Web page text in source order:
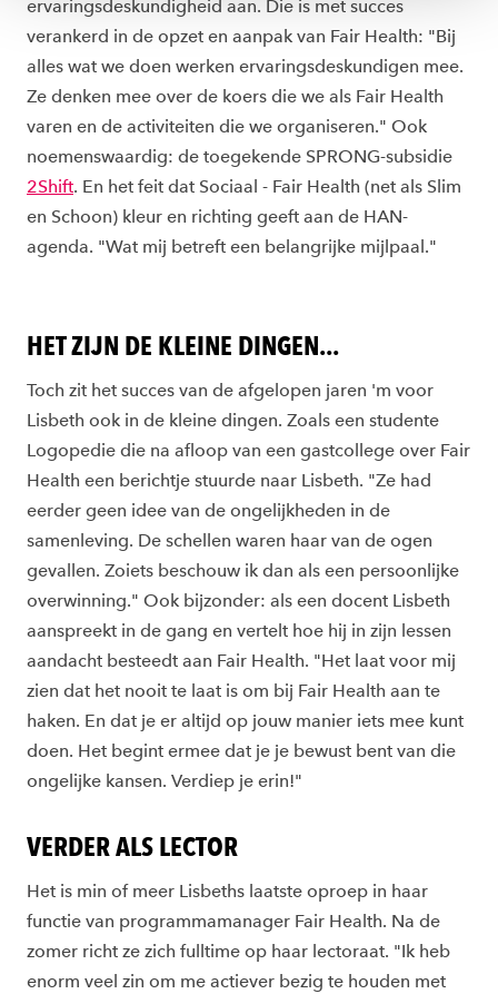
ervaringsdeskundigheid aan. Die is met succes
verankerd in de opzet en aanpak van Fair Health: "Bij
alles wat we doen werken ervaringsdeskundigen mee.
Ze denken mee over de koers die we als Fair Health
varen en de activiteiten die we organiseren." Ook
noemenswaardig: de toegekende SPRONG-subsidie
2Shift. En het feit dat Sociaal - Fair Health (net als Slim
en Schoon) kleur en richting geeft aan de HAN-
agenda. "Wat mij betreft een belangrijke mijlpaal."
HET ZIJN DE KLEINE DINGEN...
Toch zit het succes van de afgelopen jaren 'm voor
Lisbeth ook in de kleine dingen. Zoals een studente
Logopedie die na afloop van een gastcollege over Fair
Health een berichtje stuurde naar Lisbeth. "Ze had
eerder geen idee van de ongelijkheden in de
samenleving. De schellen waren haar van de ogen
gevallen. Zoiets beschouw ik dan als een persoonlijke
overwinning." Ook bijzonder: als een docent Lisbeth
aanspreekt in de gang en vertelt hoe hij in zijn lessen
aandacht besteedt aan Fair Health. "Het laat voor mij
zien dat het nooit te laat is om bij Fair Health aan te
haken. En dat je er altijd op jouw manier iets mee kunt
doen. Het begint ermee dat je je bewust bent van die
ongelijke kansen. Verdiep je erin!"
VERDER ALS LECTOR
Het is min of meer Lisbeths laatste oproep in haar
functie van programmamanager Fair Health. Na de
zomer richt ze zich fulltime op haar lectoraat. "Ik heb
enorm veel zin om me actiever bezig te houden met